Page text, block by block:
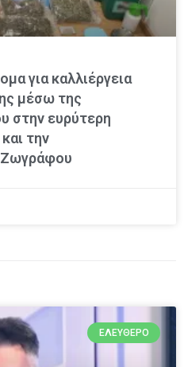
για καλλιέργεια
μέσω της
στην ευρύτερη
την
Ζωγράφου
ΕΛΕΎΘΕΡΟ